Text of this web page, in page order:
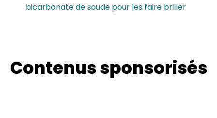
bicarbonate de soude pour les faire briller
Contenus sponsorisés